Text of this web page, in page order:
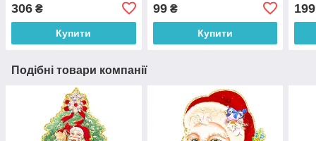
306 ₴
Купити
99₴
Купити
199
Подібні товари компанії